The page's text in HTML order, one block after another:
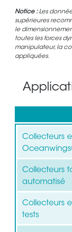
Notice :Les
supérieures
le
toutes les forces
manipulateur, la
appliquées.
Collecteurs
Collecteurs
automatisé
Collecteurs
tests